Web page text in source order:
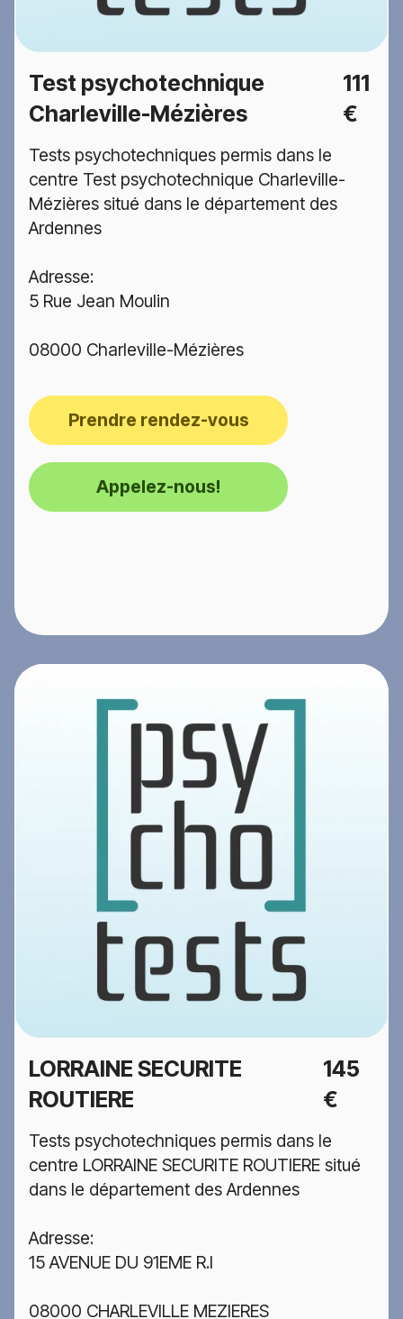
Test psychotechnique
Charleville-Mézières
111
€
Tests psychotechniques permis dans le
centre Test psychotechnique Charleville-
Mézières situé dans le département des
Ardennes
Adresse:
5 Rue Jean Moulin
08000 Charleville-Mézières
Prendre rendez-vous
Appelez-nous!
LORRAINE SECURITE
ROUTIERE
145
€
Tests psychotechniques permis dans le
centre LORRAINE SECURITE ROUTIERE situé
dans le département des Ardennes
Adresse:
15 AVENUE DU 91EME R.I
08000 CHARLEVILLE MEZIERES